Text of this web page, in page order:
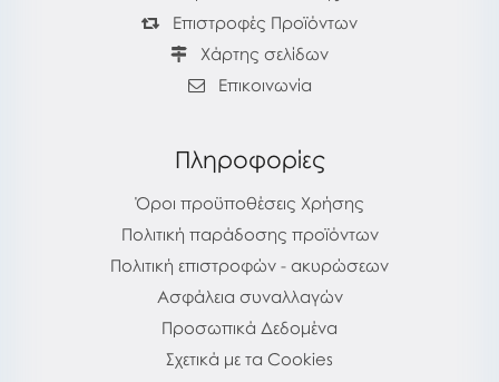
Επιστροφές Προϊόντων
Χάρτης σελίδων
Επικοινωνία
Πληροφορίες
Όροι προϋποθέσεις Χρήσης
Πολιτική παράδοσης προϊόντων
Πολιτική επιστροφών - ακυρώσεων
Ασφάλεια συναλλαγών
Προσωπικά Δεδομένα
Σχετικά με τα Cookies